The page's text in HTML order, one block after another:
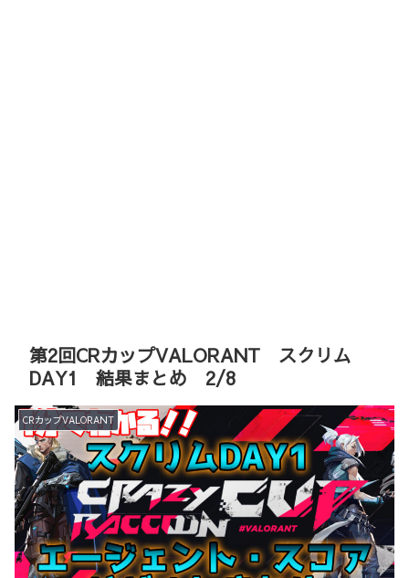
第2回CRカップVALORANT スクリム
DAY1 結果まとめ 2/8
CRカップVALORANT